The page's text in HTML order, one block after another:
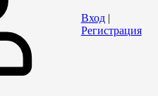
Вход|
Регистрация